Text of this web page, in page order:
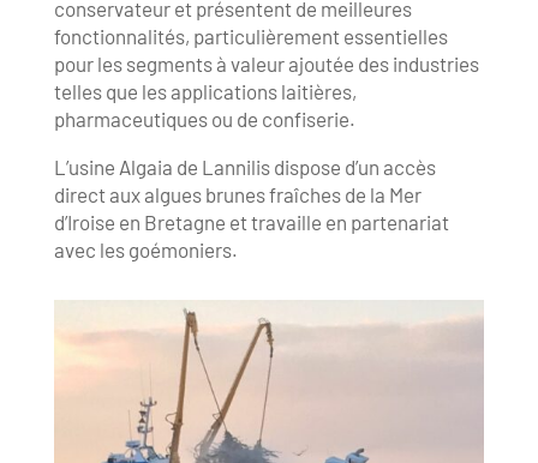
conservateur et présentent de meilleures
fonctionnalités, particulièrement essentielles
pour les segments à valeur ajoutée des industries
telles que les applications laitières,
pharmaceutiques ou de confiserie.
L’usine Algaia de Lannilis dispose d’un accès
direct aux algues brunes fraîches de la Mer
d’Iroise en Bretagne et travaille en partenariat
avec les goémoniers.